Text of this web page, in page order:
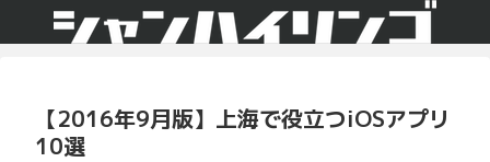
【2016年9月版】上海で役立つiOSアプリ
10選